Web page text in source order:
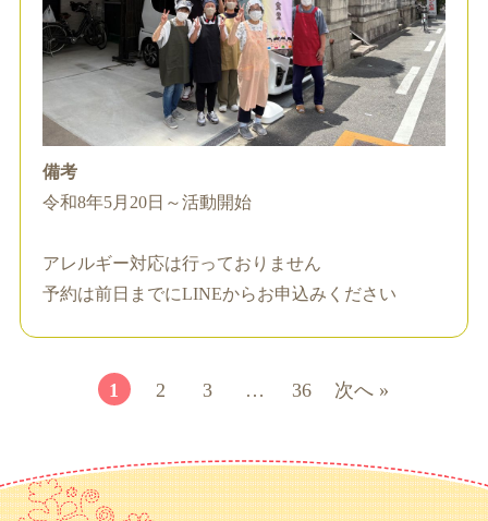
備考
令和8年5月20日～活動開始
アレルギー対応は行っておりません
予約は前日までにLINEからお申込みください
1 2 3 … 36 次へ »